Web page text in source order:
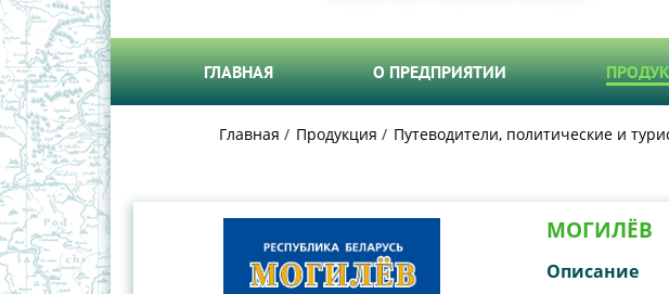
ГЛАВНАЯ О ПРЕДПРИЯТИИ
Главная Продукция Путеводители, политические и
МОГИЛЁВ
Описание